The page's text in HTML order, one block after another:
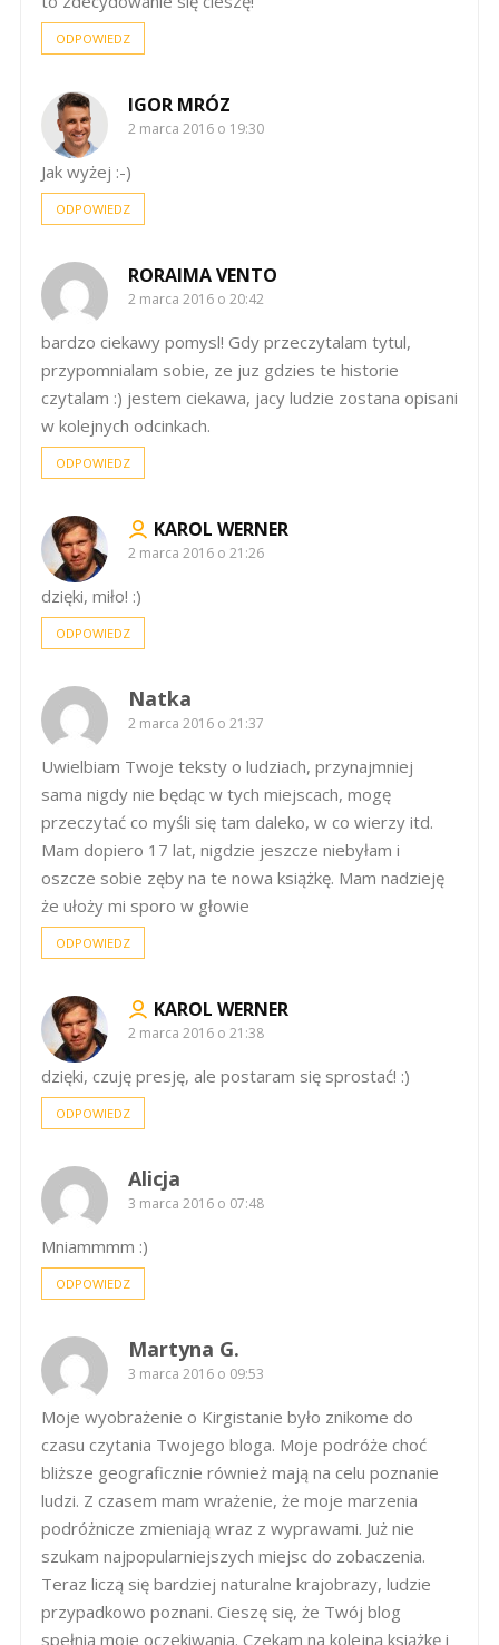
ODPOWIEDZ
IGOR MRÓZ
2 marca 2016 o 19:30
Jak wyżej :-)
ODPOWIEDZ
RORAIMA VENTO
2 marca 2016 o 20:42
bardzo ciekawy pomysl! Gdy przeczytalam tytul,
przypomnialam sobie, ze juz gdzies te historie
czytalam :) jestem ciekawa, jacy ludzie zostana opisani
w kolejnych odcinkach.
ODPOWIEDZ
KAROL WERNER
2 marca 2016 o 21:26
dzięki, miło! :)
ODPOWIEDZ
Natka
2 marca 2016 o 21:37
Uwielbiam Twoje teksty o ludziach, przynajmniej
sama nigdy nie będąc w tych miejscach, mogę
przeczytać co myśli się tam daleko, w co wierzy itd.
Mam dopiero 17 lat, nigdzie jeszcze niebyłam i
oszcze sobie zęby na te nowa książkę. Mam nadzieję
że ułoży mi sporo w głowie
ODPOWIEDZ
KAROL WERNER
2 marca 2016 o 21:38
dzięki, czuję presję, ale postaram się sprostać! :)
ODPOWIEDZ
Alicja
3 marca 2016 o 07:48
Mniammmm :)
ODPOWIEDZ
Martyna G.
3 marca 2016 o 09:53
Moje wyobrażenie o Kirgistanie było znikome do
czasu czytania Twojego bloga. Moje podróże choć
bliższe geograficznie również mają na celu poznanie
ludzi. Z czasem mam wrażenie, że moje marzenia
podróżnicze zmieniają wraz z wyprawami. Już nie
szukam najpopularniejszych miejsc do zobaczenia.
Teraz liczą się bardziej naturalne krajobrazy, ludzie
przypadkowo poznani. Cieszę się, że Twój blog
spełnia moje oczekiwania. Czekam na kolejną książkę i